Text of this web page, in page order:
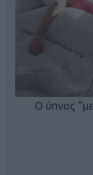
Ο ύπνος